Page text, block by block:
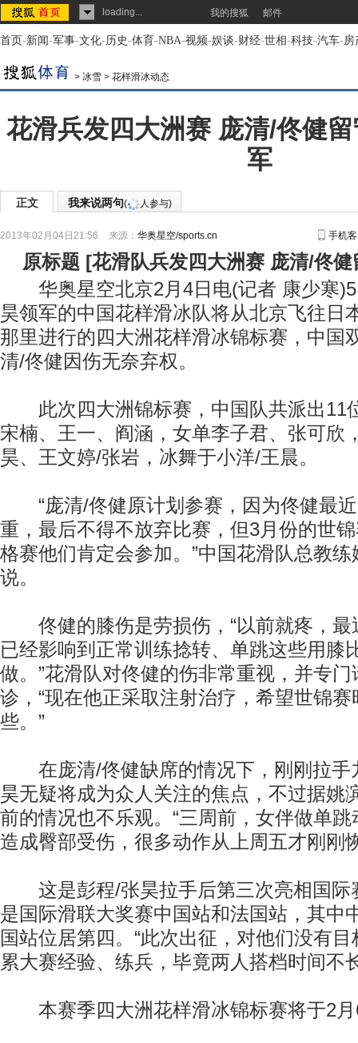
loading... 我的搜狐 邮件
首页-新闻-军事-文化-历史-体育-NBA-视频-娱谈-财经-世相-科技-汽车-房
> 冰雪 > 花样滑冰动态
花滑兵发四大洲赛 庞清/佟健
军
正文 我来说两句( 人参与)
2013年02月04日21:56 来源： 华奥星空/sports.cn 手机
原标题 [花滑队兵发四大洲赛 庞清/佟
华奥星空北京2月4日电(记者 康少寒)5
昊领军的中国花样滑冰队将从北京飞往日
那里进行的四大洲花样滑冰锦标赛，中国
清/佟健因伤无奈弃权。
此次四大洲锦标赛，中国队共派出11
宋楠、王一、阎涵，女单李子君、张可欣
昊、王文婷/张岩，冰舞于小洋/王晨。
“庞清/佟健原计划参赛，因为佟健最近
重，最后不得不放弃比赛，但3月份的世
格赛他们肯定会参加。”中国花滑队总教
说。
佟健的膝伤是劳损伤，“以前就疼，最
已经影响到正常训练捻转、单跳这些用膝
做。”花滑队对佟健的伤非常重视，并专
诊，“现在他正采取注射治疗，希望世锦
些。”
在庞清/佟健缺席的情况下，刚刚拉手
昊无疑将成为众人关注的焦点，不过据姚
前的情况也不乐观。“三周前，女伴做单
造成臀部受伤，很多动作从上周五才刚刚
这是彭程/张昊拉手后第三次亮相国际
是国际滑联大奖赛中国站和法国站，其中
国站位居第四。“此次出征，对他们没有
累大赛经验、练兵，毕竟两人搭档时间不
本赛季四大洲花样滑冰锦标赛将于2月